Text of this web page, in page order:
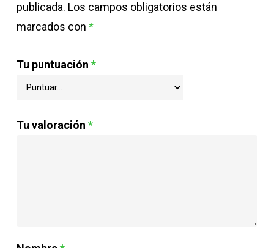
publicada. Los campos obligatorios están
marcados con *
Tu puntuación *
Tu valoración *